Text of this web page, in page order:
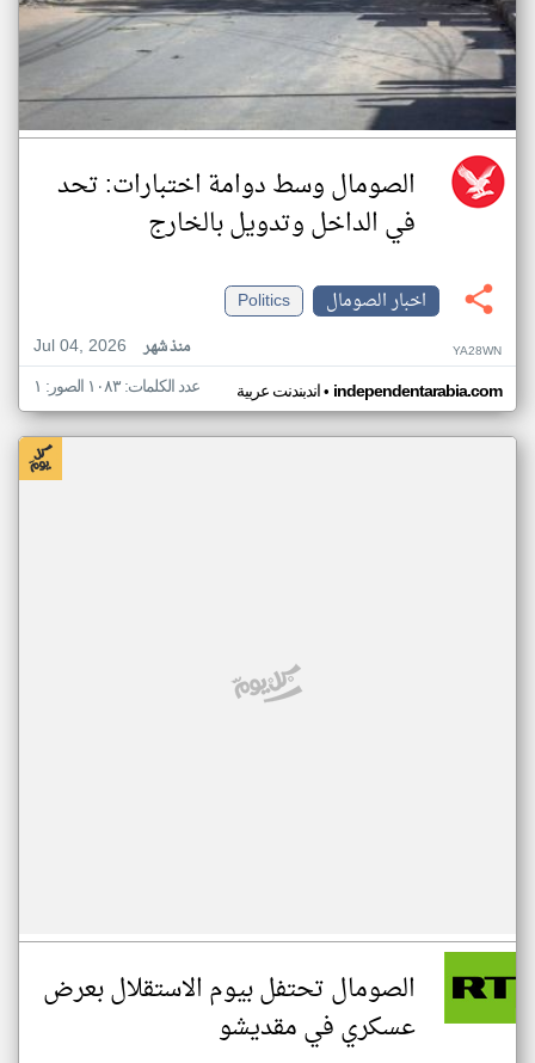
الصومال وسط دوامة اختبارات: تحد
في الداخل وتدويل بالخارج
اخبار الصومال
Politics
Jul 04, 2026
منذ شهر YA28WN
اندبندنت عربية• independentarabia.com عدد الكلمات: ١٠٨٣ الصور: ١
الصومال تحتفل بيوم الاستقلال بعرض
عسكري في مقديشو